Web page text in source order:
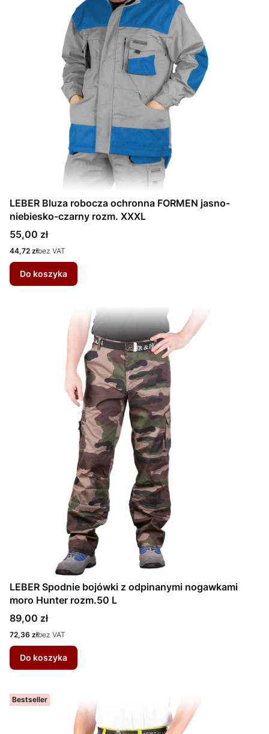
LEBER Bluza robocza ochronna FORMEN jasno-
niebiesko-czarny rozm. XXXL
Cena
55,00 zł
Cena
44,72 złbez VAT
Do koszyka
LEBER Spodnie bojówki z odpinanymi nogawkami
moro Hunter rozm.50 L
Cena
89,00 zł
Cena
72,36 złbez VAT
Do koszyka
Bestseller